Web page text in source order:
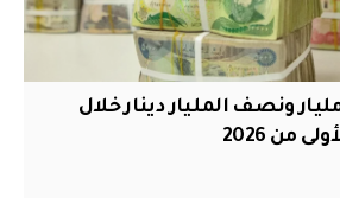
ونصف المليار دينار خلال
من 2026